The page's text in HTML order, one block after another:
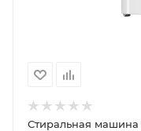
Стиральная машина